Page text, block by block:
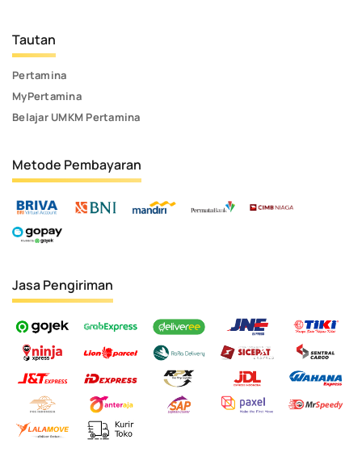
Tautan
Pertamina
MyPertamina
Belajar UMKM Pertamina
Metode Pembayaran
Jasa Pengiriman